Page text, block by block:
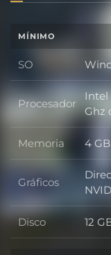
MÍNIMO
SO SO
Procesador
Intel
Ghz
Memoria 4
Gráficos
Disco Disco
12